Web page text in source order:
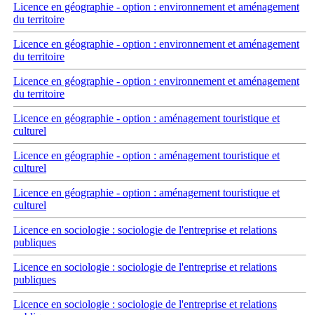
Licence en géographie - option : environnement et aménagement
du territoire
Licence en géographie - option : environnement et aménagement
du territoire
Licence en géographie - option : environnement et aménagement
du territoire
Licence en géographie - option : aménagement touristique et
culturel
Licence en géographie - option : aménagement touristique et
culturel
Licence en géographie - option : aménagement touristique et
culturel
Licence en sociologie : sociologie de l'entreprise et relations
publiques
Licence en sociologie : sociologie de l'entreprise et relations
publiques
Licence en sociologie : sociologie de l'entreprise et relations